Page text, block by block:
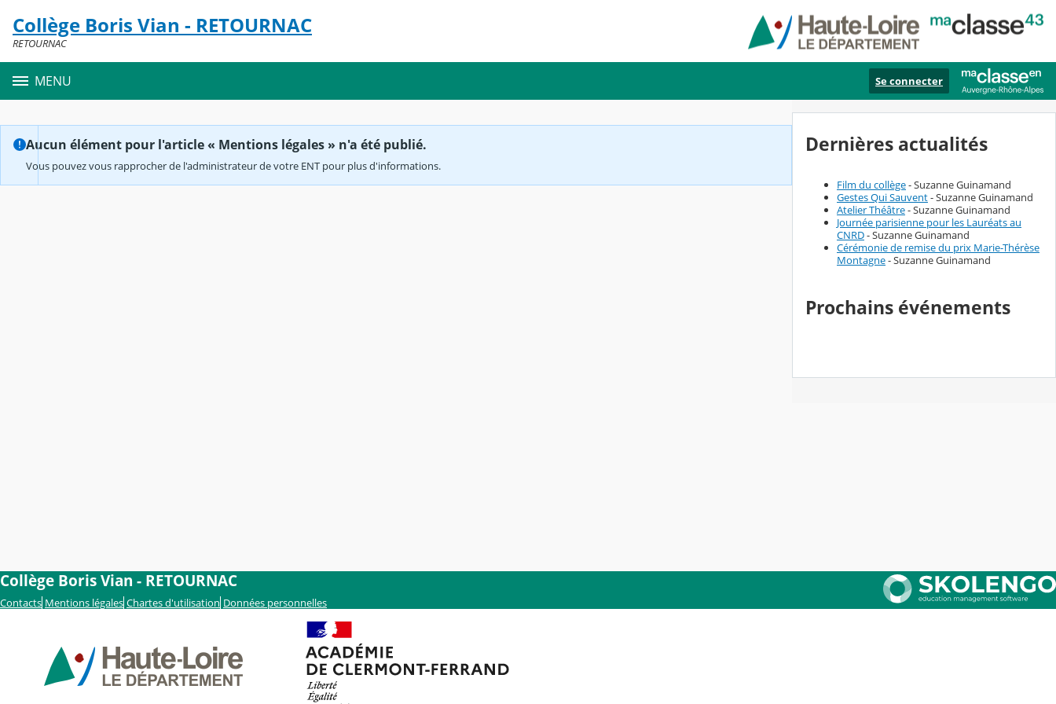
Contenu
Collège Boris Vian - RETOURNAC
RETOURNAC
MENU Se connecter
Aucun élément pour l'article « Mentions légales » n'a été publié.
Vous pouvez vous rapprocher de l'administrateur de votre ENT pour plus d'informations.
Dernières actualités
Film du collège- Suzanne Guinamand
Gestes Qui Sauvent- Suzanne Guinamand
Atelier Théâtre- Suzanne Guinamand
Journée parisienne pour les Lauréats au
CNRD- Suzanne Guinamand
Cérémonie de remise du prix Marie-Thérèse
Montagne- Suzanne Guinamand
Prochains événements
Collège Boris Vian - RETOURNAC
Contacts Mentions légales Chartes d'utilisation Données personnelles